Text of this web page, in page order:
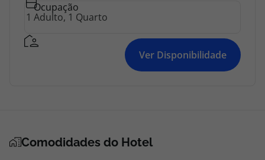
Ocupação
Ver Disponibilidade
Comodidades do Hotel